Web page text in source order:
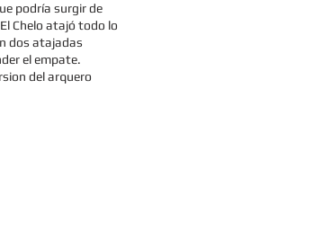
podría surgir de
Chelo atajó todo lo
dos atajadas
el empate.
del arquero